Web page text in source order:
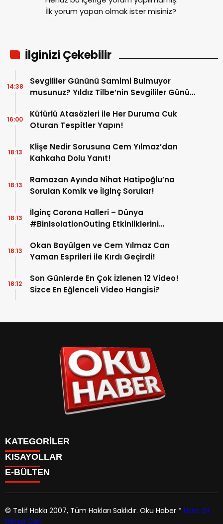
İlk yorum yapan olmak ister misiniz?
İlginizi Çekebilir
Sevgililer Gününü Samimi Bulmuyor
musunuz? Yıldız Tilbe’nin Sevgililer Günü
14:38
Küfürlü Atasözleri ile Her Duruma Cuk
Oturan Tespitler Yapın!
16:00
Klişe Nedir Sorusuna Cem Yılmaz’dan
Kahkaha Dolu Yanıt!
18:13
Ramazan Ayında Nihat Hatipoğlu’na
Sorulan Komik ve İlginç Sorular!
18:13
İlginç Corona Halleri – Dünya
#BinIsolationOuting Etkinliklerini
18:13
Okan Bayülgen ve Cem Yılmaz Can
Yaman Esprileri ile Kırdı Geçirdi!
18:13
Son Günlerde En Çok İzlenen 12 Video!
Sizce En Eğlenceli Video Hangisi?
18:12
KATEGORİLER
ANASAYFA
Gündem
Politika
Magazin
KISAYOLLAR
ANASAYFA
Gündem
Dünya
E-BÜLTEN
© Telif Hakkı 2007, Tüm Hakları Saklıdır. Oku Haber * Uzm. Dr.
Derya Can